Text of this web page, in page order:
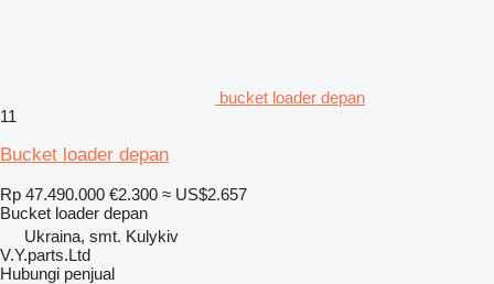
bucket loader depan
11
Bucket loader depan
Rp 47.490.000 €2.300 ≈ US$2.657
Bucket loader depan
Ukraina, smt. Kulykiv
V.Y.parts.Ltd
Hubungi penjual